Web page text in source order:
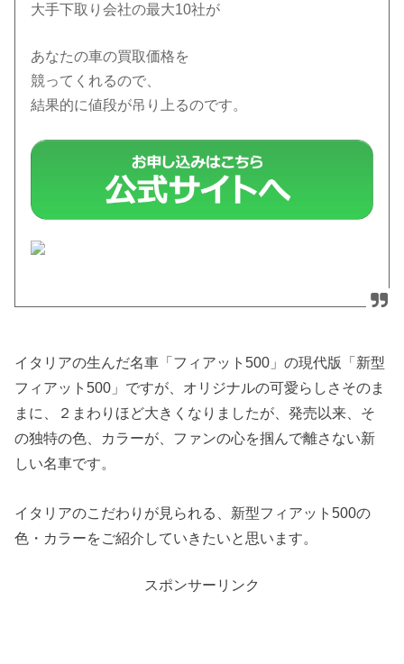
大手下取り会社の最大10社が
あなたの車の買取価格を
競ってくれるので、
結果的に値段が吊り上るのです。
イタリアの生んだ名車「フィアット500」の現代版「新型
フィアット500」ですが、オリジナルの可愛らしさそのま
まに、２まわりほど大きくなりましたが、発売以来、そ
の独特の色、カラーが、ファンの心を掴んで離さない新
しい名車です。
イタリアのこだわりが見られる、新型フィアット500の
色・カラーをご紹介していきたいと思います。
スポンサーリンク